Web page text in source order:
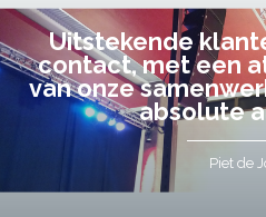
Uitstekende
contact, met een
van onze
absolute
Piet de